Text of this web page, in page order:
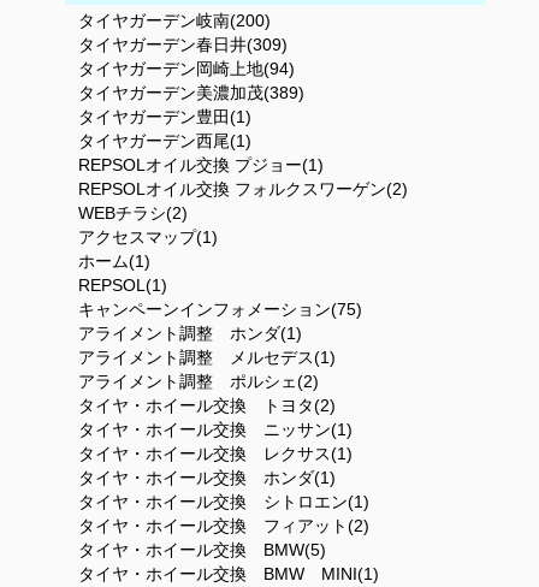
タイヤガーデン岐南(200)
タイヤガーデン春日井(309)
タイヤガーデン岡崎上地(94)
タイヤガーデン美濃加茂(389)
タイヤガーデン豊田(1)
タイヤガーデン西尾(1)
REPSOLオイル交換 プジョー(1)
REPSOLオイル交換 フォルクスワーゲン(2)
WEBチラシ(2)
アクセスマップ(1)
ホーム(1)
REPSOL(1)
キャンペーンインフォメーション(75)
アライメント調整 ホンダ(1)
アライメント調整 メルセデス(1)
アライメント調整 ポルシェ(2)
タイヤ・ホイール交換 トヨタ(2)
タイヤ・ホイール交換 ニッサン(1)
タイヤ・ホイール交換 レクサス(1)
タイヤ・ホイール交換 ホンダ(1)
タイヤ・ホイール交換 シトロエン(1)
タイヤ・ホイール交換 フィアット(2)
タイヤ・ホイール交換 BMW(5)
タイヤ・ホイール交換 BMW MINI(1)